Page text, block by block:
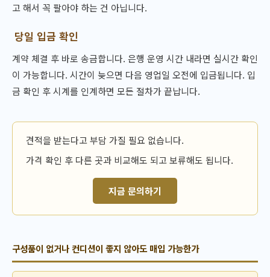
고 해서 꼭 팔아야 하는 건 아닙니다.
당일 입금 확인
계약 체결 후 바로 송금합니다. 은행 운영 시간 내라면 실시간 확인
이 가능합니다. 시간이 늦으면 다음 영업일 오전에 입금됩니다. 입
금 확인 후 시계를 인계하면 모든 절차가 끝납니다.
견적을 받는다고 부담 가질 필요 없습니다.
가격 확인 후 다른 곳과 비교해도 되고 보류해도 됩니다.
지금 문의하기
구성품이 없거나 컨디션이 좋지 않아도 매입 가능한가